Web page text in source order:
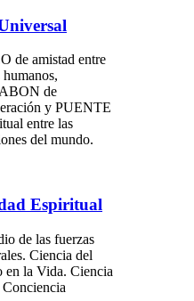
de amistad entre
humanos,
de
y PUENTE
entre las
del mundo.
Espiritual
de las fuerzas
Ciencia del
en la Vida. Ciencia
Conciencia